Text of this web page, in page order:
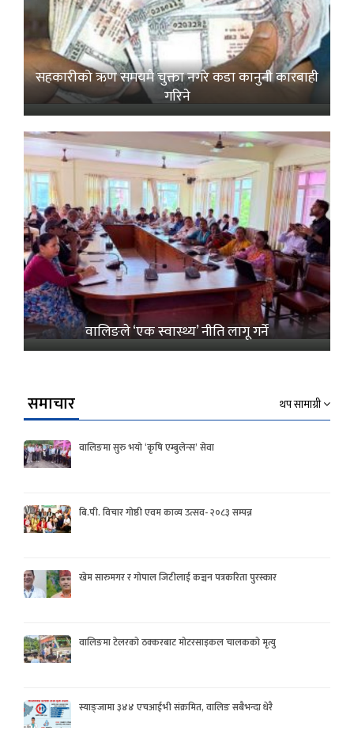
सहकारीको ऋण समयमै चुक्ता नगरे कडा कानुनी कारबाही
गरिने
वालिङले ‘एक स्वास्थ्य’ नीति लागू गर्ने
समाचार थप सामाग्री
वालिङमा सुरु भयो ‘कृषि एम्बुलेन्स’ सेवा
बि.पी. विचार गोष्ठी एवम काव्य उत्सव- २०८३ सम्पन्न
खेम सारुमगर र गोपाल जिटीलाई कञ्चन पत्रकरिता पुरस्कार
वालिङमा टेलरको ठक्करबाट मोटरसाइकल चालकको मृत्यु
स्याङ्जामा ३४४ एचआईभी संक्रमित, वालिङ सबैभन्दा धेरै